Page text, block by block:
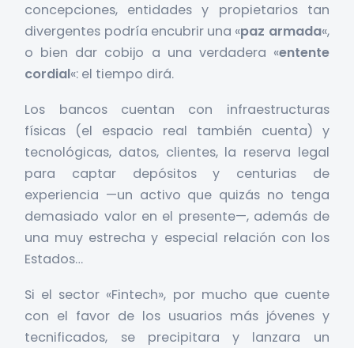
concepciones, entidades y propietarios tan
divergentes podría encubrir una «paz armada«,
o bien dar cobijo a una verdadera «entente
cordial«: el tiempo dirá.
Los bancos cuentan con infraestructuras
físicas (el espacio real también cuenta) y
tecnológicas, datos, clientes, la reserva legal
para captar depósitos y centurias de
experiencia —un activo que quizás no tenga
demasiado valor en el presente—, además de
una muy estrecha y especial relación con los
Estados…
Si el sector «Fintech», por mucho que cuente
con el favor de los usuarios más jóvenes y
tecnificados, se precipitara y lanzara un